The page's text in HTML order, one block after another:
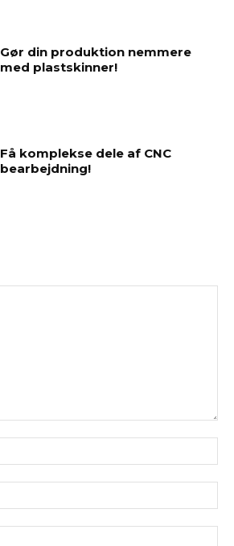
Gør din produktion nemmere
med plastskinner!
Få komplekse dele af CNC
bearbejdning!